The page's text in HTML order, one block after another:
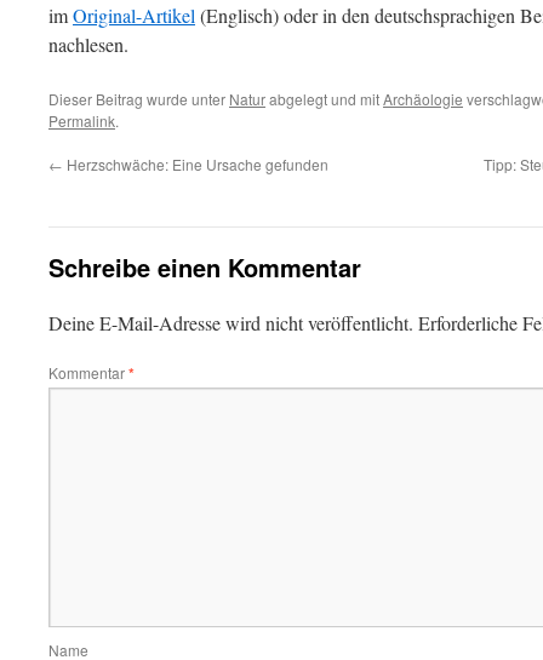
imOriginal-Artikel (Englisch) oder in den deutschsprachigen
nachlesen.
Dieser Beitrag wurde unter Naturabgelegt und mitArchäologie
Permalink.
← Herzschwäche: Eine Ursache gefunden Tipp:
Schreibe einen Kommentar
Deine E-Mail-Adresse wird nicht veröffentlicht. Erforderliche
Kommentar*
Name